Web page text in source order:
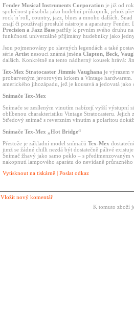
Fender Musical Instruments Corporation je již od
společnost působila jako hudební průkopník, jehož
rock´n´roll, country, jazz, blues a mnoho dalších. Snad
znají či používají proslulé nástroje a aparatury Fender.
Precision a Jazz Bass patřily k prvním svého druhu
funkčnosti univerzálně přijímány hudebníky jako
Jsou pojmenovány po slavných legendách a také
série Artist nesoucí známá jména Clapton, Beck,
dalších. Konkrétně na tento nádherný kousek hrává:
Tex-Mex Stratocaster Jimmie Vaughana je výrazem
probarveným javorovým krkem a Vintage hardwarem.
amerického jihozápadu, jež je kousavá a jedovatá jako
Snímače Tex-Mex
Snímače se zesíleným vinutím nabízejí vyšší výstupní
oblíbenou charakteristiku Vintage Stratocasteru. Jejich
Středový snímač s reverzním vinutím a polaritou
Snímače Tex-Mex „Hot Bridge“
Přestože je základní model snímačů Tex-Mex
jimž se žádné chilli nezdá být dostatečně pálivé
Snímač žhavý jako samo peklo – s předimenzovaným
nakopnutí lampového aparátu do nevídaně průrazného
Vytisknout na tiskárně | Poslat odkaz
Vložit nový komentář
K tomuto zboží